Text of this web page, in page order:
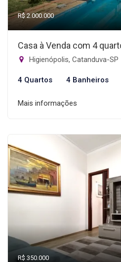
R$ 2.000.000
Casa à Venda com 4
Higienópolis, Catanduva-SP
4 Quartos 4 Banheiros
Mais informações
R$ 350.000